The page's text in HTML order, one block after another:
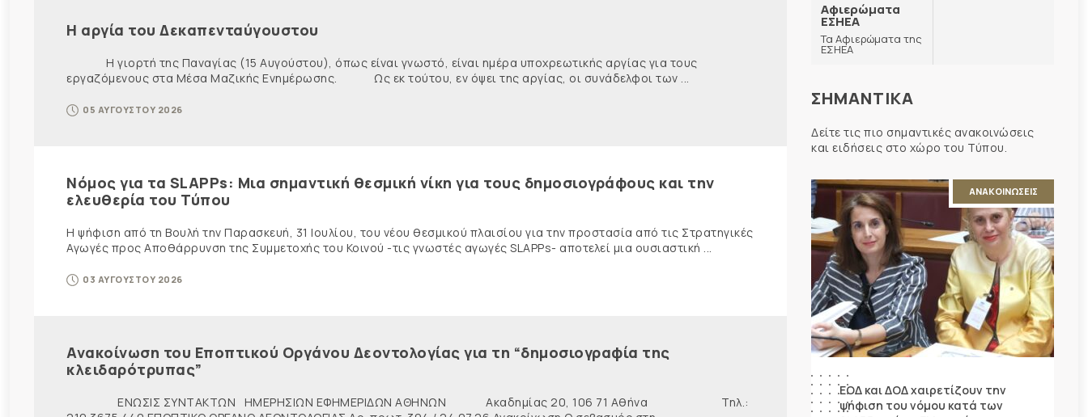
Η αργία του Δεκαπενταύγουστου
Η γιορτή της Παναγίας (15 Αυγούστου), όπως είναι γνωστό, είναι ημέρα υποχρεωτικής αργίας για τους
εργαζόμενους στα Μέσα Μαζικής Ενημέρωσης. Ως εκ τούτου, εν όψει της αργίας, οι συνάδελφοι των ...
05 ΑΥΓΟΥΣΤΟΥ 2026
Νόμος για τα SLAPPs: Μια σημαντική θεσμική νίκη για τους δημοσιογράφους και την
ελευθερία του Τύπου
Η ψήφιση από τη Βουλή την Παρασκευή, 31 Ιουλίου, του νέου θεσμικού πλαισίου για την προστασία από τις Στρατηγικές
Αγωγές προς Αποθάρρυνση της Συμμετοχής του Κοινού -τις γνωστές αγωγές SLAPPs- αποτελεί μια ουσιαστική ...
03 ΑΥΓΟΥΣΤΟΥ 2026
Ανακοίνωση του Εποπτικού Οργάνου Δεοντολογίας για τη “δημοσιογραφία της
κλειδαρότρυπας”
ΕΝΩΣΙΣ ΣΥΝΤΑΚΤΩΝ ΗΜΕΡΗΣΙΩΝ ΕΦΗΜΕΡΙΔΩΝ ΑΘΗΝΩΝ Ακαδημίας 20, 106 71 Αθήνα Τηλ.:
Αφιερώματα
ΕΣΗΕΑ
Τα Αφιερώματα της
ΕΣΗΕΑ
ΣΗΜΑΝΤΙΚΑ
Δείτε τις πιο σημαντικές ανακοινώσεις
και ειδήσεις στο χώρο του Τύπου.
ΑΝΑΚΟΙΝΩΣΕΙΣ
ΕΟΔ και ΔΟΔ χαιρετίζουν την
ψήφιση του νόμου κατά των